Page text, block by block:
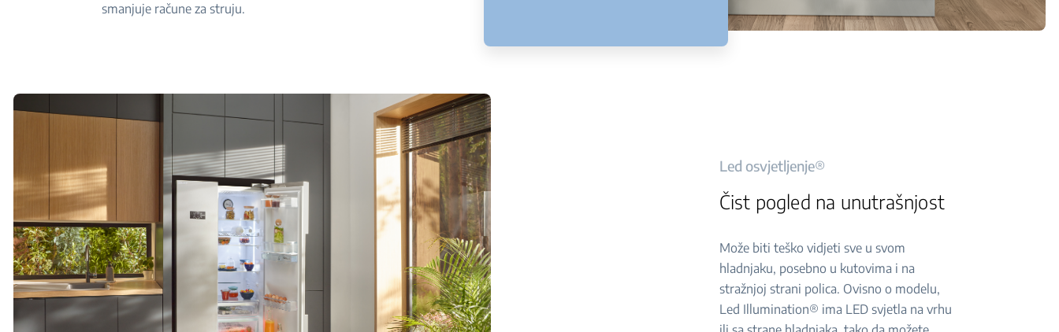
smanjuje račune za struju.
Led osvjetljenje®
Čist pogled na unutrašnjost
Može biti teško vidjeti sve u svom
hladnjaku, posebno u kutovima i na
stražnjoj strani polica. Ovisno o modelu,
Led Illumination® ima LED svjetla na vrhu